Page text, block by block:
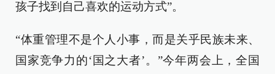
孩子找到自己喜欢的运动方式”。
“体重管理不是个人小事，而是关乎民族未来、
国家竞争力的‘国之大者’。”今年两会上，全国